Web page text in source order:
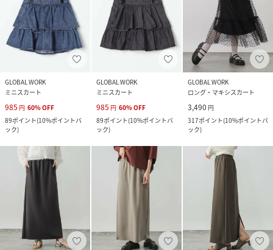
GLOBAL WORK
ミニスカート
985 円 60%OFF
89ポイント(10%ポイントバ
ック)
GLOBAL WORK
ミニスカート
985 円 60%OFF
89ポイント(10%ポイントバ
ック)
GLOBAL WORK
ロング・マキシスカート
3,490 円
317ポイント(10%ポイントバ
ック)